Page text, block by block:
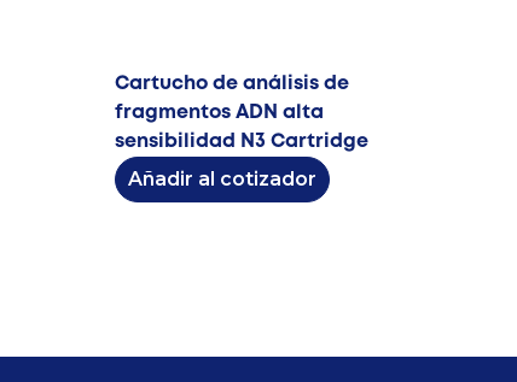
Cartucho de análisis de
fragmentos ADN alta
sensibilidad N3 Cartridge
Añadir al cotizador